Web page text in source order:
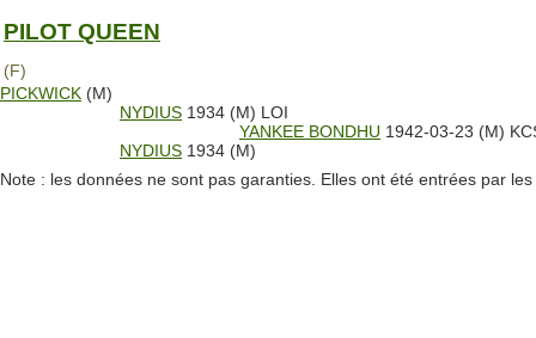
PILOT QUEEN
(F)
PICKWICK (M)
NYDIUS 1934 (M) LOI
YANKEE BONDHU 1942-03-23 (M)
NYDIUS 1934 (M)
Note : les données ne sont pas garanties. Elles ont été entrées par